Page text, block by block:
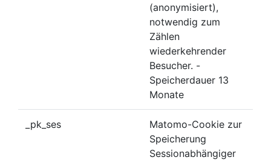
(anonymisiert),
notwendig zum
Zählen
wiederkehrender
Besucher. -
Speicherdauer 13
Monate
_pk_ses
Matomo-Cookie zur
Speicherung
Sessionabhängiger